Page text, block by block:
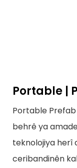
Portable |
Portable
behrê ya
teknolojiya herî
ceribandinên